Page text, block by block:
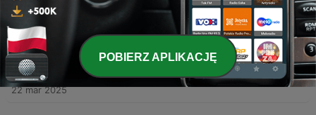
35 - EP 035 | Progressive House set | Apr 2025 | Petar
05 kwi 2025
34 - EP 034 | Deep House Set | Mar 2025 | DJ Petar
Rodriguez
22 mar 2025
POBIERZ APLIKACJĘ